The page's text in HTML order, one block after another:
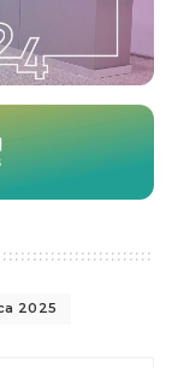
2025